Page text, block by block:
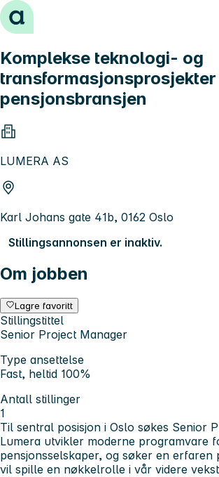
Hopp til innhold
Komplekse teknologi- og
transformasjonsprosjekter
pensjonsbransjen
LUMERA AS
Karl Johans gate 41b, 0162 Oslo
Stillingsannonsen er inaktiv.
Om jobben
Lagre favoritt
Stillingstittel
Senior Project Manager
Type ansettelse
Fast, heltid 100%
Antall stillinger
1
Til sentral posisjon i Oslo søkes Senior
Lumera utvikler moderne programvare
pensjonsselskaper, og søker en erfaren
vil spille en nøkkelrolle i vår videre